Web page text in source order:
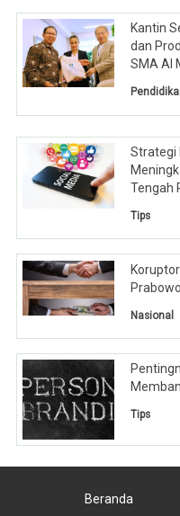
Kantin
dan
SMA Al
Strategi
Tengah
Tips
Nasional
Tips
Beranda